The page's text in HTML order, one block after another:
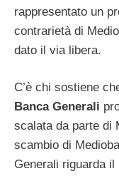
rappresentato un
contrarietà di
dato il via libera.
C’è chi sostiene
Banca Generali
scalata da parte di
scambio di
Generali riguarda